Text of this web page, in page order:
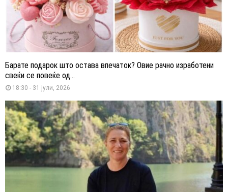
Барате подарок што остава впечаток? Овие рачно изработени
свеќи се повеќе од...
18:30 - 31 јули, 2026